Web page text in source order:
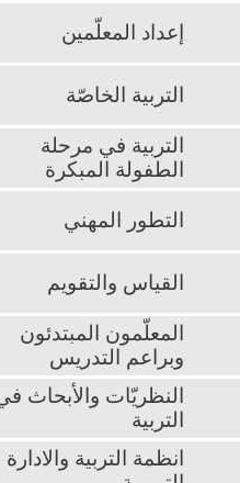
إعداد المعلّمين
التربية الخاصّة
التربية في مرحلة
الطفولة المبكرة
التطور المهني
القياس والتقويم
المعلّمون المبتدئون
وبراعم التدريس
النظريّات والأبحاث
التربية
انظمة التربية والادارة